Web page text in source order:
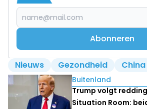
Abonneren
Nieuws Gezondheid China
Lees ook
Buitenland
Trump volgt
Situation Room: